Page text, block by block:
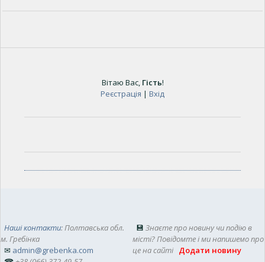
Вітаю Вас, Гість!
Реєстрація | Вхід
Наші контакти: Полтавська обл.
м. Гребінка
✉ admin@grebenka.com
💾 Знаєте про новину чи подію в
місті? Повідомте і ми напишемо про
це на сайті Додати новину